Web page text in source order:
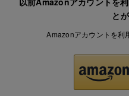
と
Amazonアカウントを利